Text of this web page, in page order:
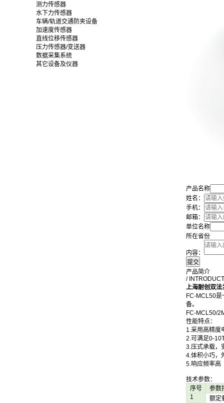
测力传感器
水下力传感器
车辆/轨道交通防夹设备
加速度传感器
直线位移传感器
压力传感器/变送器
数据采集系统
其它设备及仪器
产品名称
姓名：
手机：
邮箱：
单位名称
所在省份
内容：
产品简介
/
上海耐创双法
FC-MCL50
备。
FC-MCL50/
性能特点：
1.采用高精度
2.可满足0-
3.压式承载，
4.体积小巧，
5.响应频率高
技术参数：
序号
参数
1
额定